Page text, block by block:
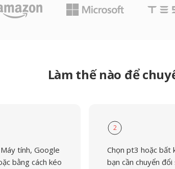
Làm thế nào để
tính, Google
bằng cách kéo
2
Chọn pt3 hoặc bất
bạn cần chuyển